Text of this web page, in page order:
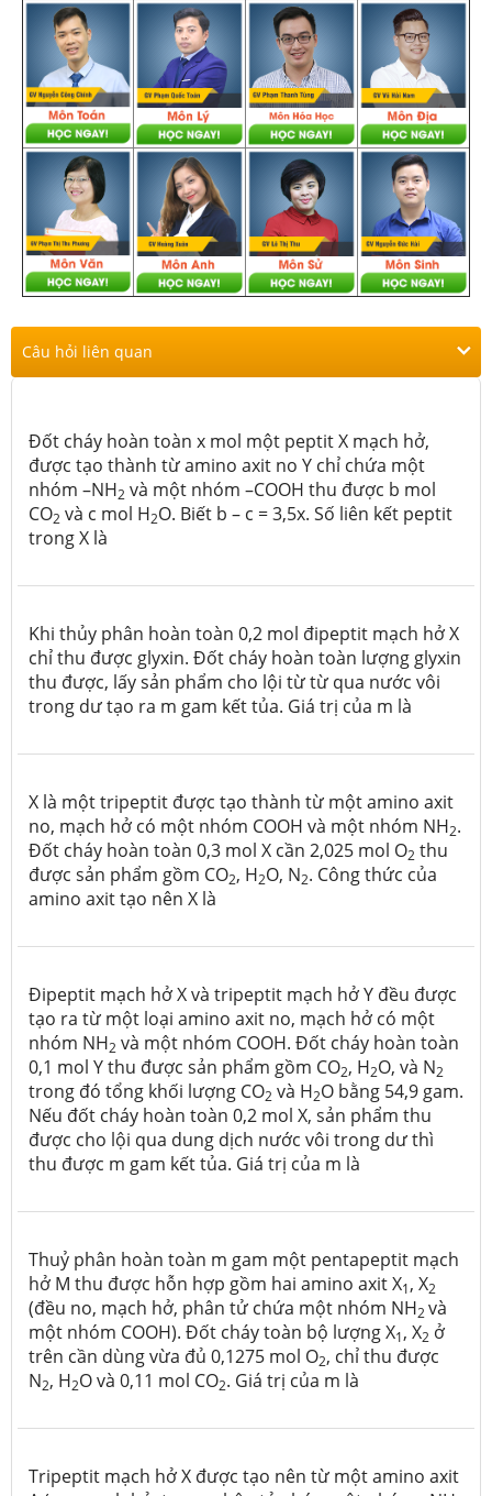
Câu hỏi liên quan
Đốt cháy hoàn toàn x mol một peptit X mạch hở,
được tạo thành từ amino axit no Y chỉ chứa một
nhóm –NH2 và một nhóm –COOH thu được b mol
CO2 và c mol H2O. Biết b – c = 3,5x. Số liên kết peptit
trong X là
Khi thủy phân hoàn toàn 0,2 mol đipeptit mạch hở X
chỉ thu được glyxin. Đốt cháy hoàn toàn lượng glyxin
thu được, lấy sản phẩm cho lội từ từ qua nước vôi
trong dư tạo ra m gam kết tủa. Giá trị của m là
X là một tripeptit được tạo thành từ một amino axit
no, mạch hở có một nhóm COOH và một nhóm NH2.
Đốt cháy hoàn toàn 0,3 mol X cần 2,025 mol O2 thu
được sản phẩm gồm CO2, H2O, N2. Công thức của
amino axit tạo nên X là
Đipeptit mạch hở X và tripeptit mạch hở Y đều được
tạo ra từ một loại amino axit no, mạch hở có một
nhóm NH2 và một nhóm COOH. Đốt cháy hoàn toàn
0,1 mol Y thu được sản phẩm gồm CO2, H2O, và N2
trong đó tổng khối lượng CO2 và H2O bằng 54,9 gam.
Nếu đốt cháy hoàn toàn 0,2 mol X, sản phẩm thu
được cho lội qua dung dịch nước vôi trong dư thì
thu được m gam kết tủa. Giá trị của m là
Thuỷ phân hoàn toàn m gam một pentapeptit mạch
hở M thu được hỗn hợp gồm hai amino axit X1, X2
(đều no, mạch hở, phân tử chứa một nhóm NH2và
một nhóm COOH). Đốt cháy toàn bộ lượng X1, X2 ở
trên cần dùng vừa đủ 0,1275 mol O2, chỉ thu được
N2, H2O và 0,11 mol CO2. Giá trị của m là
Tripeptit mạch hở X được tạo nên từ một amino axit